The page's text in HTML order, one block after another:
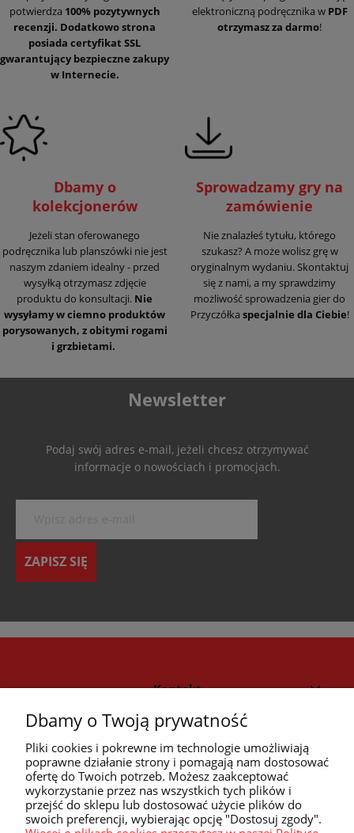
potwierdza 100% pozytywnych
recenzji. Dodatkowo strona
posiada certyfikat SSL
gwarantujący bezpieczne zakupy
w Internecie.
elektroniczną podręcznika w PDF
otrzymasz za darmo!
Dbamy o
kolekcjonerów
Jeżeli stan oferowanego
podręcznika lub planszówki nie jest
naszym zdaniem idealny - przed
wysyłką otrzymasz zdjęcie
produktu do konsultacji. Nie
wysyłamy w ciemno produktów
porysowanych, z obitymi rogami
i grzbietami.
Sprowadzamy gry na
zamówienie
Nie znalazłeś tytułu, którego
szukasz? A może wolisz grę w
oryginalnym wydaniu. Skontaktuj
się z nami, a my sprawdzimy
możliwość sprowadzenia gier do
Przyczółka specjalnie dla Ciebie!
Newsletter
Podaj swój adres e-mail, jeżeli chcesz otrzymywać
informacje o nowościach i promocjach.
ZAPISZ SIĘ
Strefa klienta
Przyczółek
Przydatne linki
Kontakt
Dbamy o Twoją prywatność
Pliki cookies i pokrewne im technologie umożliwiają
poprawne działanie strony i pomagają nam dostosować
ofertę do Twoich potrzeb. Możesz zaakceptować
wykorzystanie przez nas wszystkich tych plików i
przejść do sklepu lub dostosować użycie plików do
swoich preferencji, wybierając opcję "Dostosuj zgody".